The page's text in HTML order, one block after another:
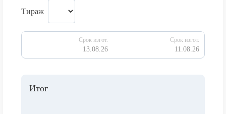
Тираж
Срок изгот.
13.08.26
Срок изгот.
11.08.26
Итог